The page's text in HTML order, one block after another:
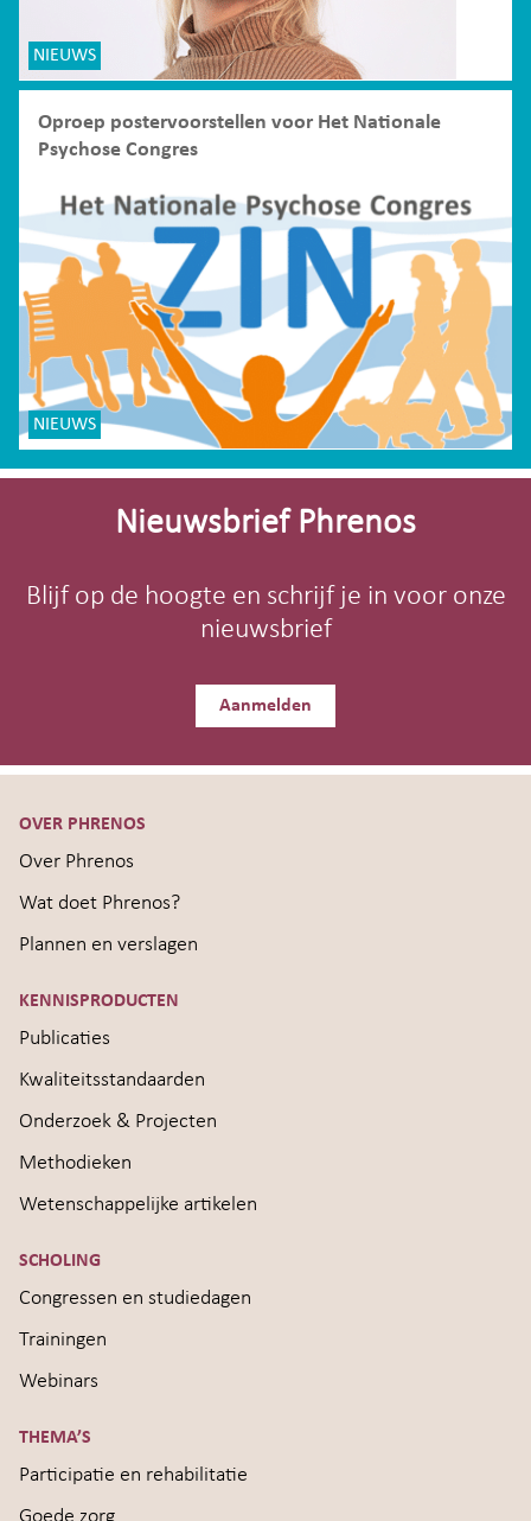
NIEUWS
Oproep postervoorstellen voor Het Nationale
Psychose Congres
NIEUWS
Site-
Nieuwsbrief Phrenos
Blijf op de hoogte en schrijf je in voor onze
nieuwsbrief
Aanmelden
OVER PHRENOS
Over Phrenos
Wat doet Phrenos?
Plannen en verslagen
KENNISPRODUCTEN
Publicaties
Kwaliteitsstandaarden
Onderzoek & Projecten
Methodieken
Wetenschappelijke artikelen
SCHOLING
Congressen en studiedagen
Trainingen
Webinars
THEMA’S
Participatie en rehabilitatie